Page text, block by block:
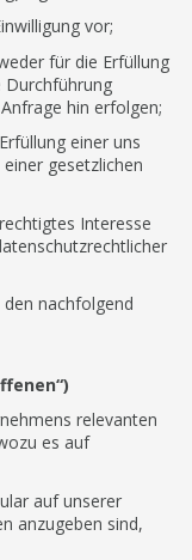
vor;
für die Erfüllung
Durchführung
hin erfolgen;
einer uns
gesetzlichen
Interesse
nachfolgend
relevanten
es auf
auf unserer
anzugeben sind,